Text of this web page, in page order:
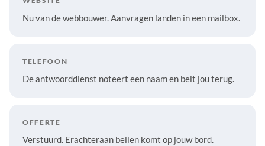
Nu van de webbouwer. Aanvragen landen in een mailbox.
TELEFOON
De antwoorddienst noteert een naam en belt jou terug.
OFFERTE
Verstuurd. Erachteraan bellen komt op jouw bord.